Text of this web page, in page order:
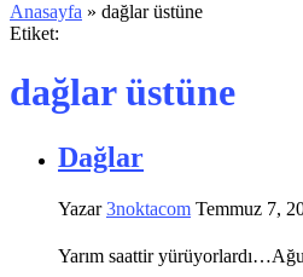
Anasayfa » dağlar üstüne
Etiket:
dağlar üstüne
Dağlar
Yazar3noktacom Temmuz 7,
Yarım saattir